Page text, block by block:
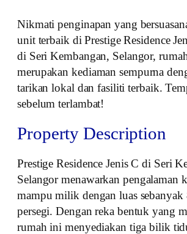
Nikmati penginapan yang
unit terbaik di Prestige Residence
di Seri Kembangan, Selangor,
merupakan kediaman sempurna
tarikan lokal dan fasiliti terbaik.
sebelum terlambat!
Property Description
Prestige Residence Jenis C di Seri
Selangor menawarkan pengalaman
mampu milik dengan luas
persegi. Dengan reka bentuk yang
rumah ini menyediakan tiga bilik